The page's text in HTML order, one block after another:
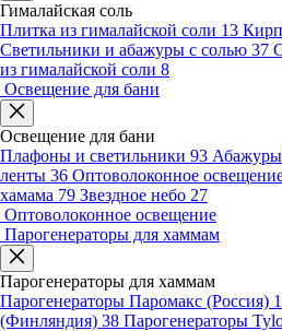
Гималайская соль
Плитка из гималайской соли 13
Светильники и абажуры с солью 37
из гималайской соли 8
Освещение для бани
Освещение для бани
Плафоны и светильники 93 Абажуры
ленты 36 Оптоволоконное
хамама 79 Звездное небо 27
Оптоволоконное освещение
Парогенераторы для хаммам
Парогенераторы для хаммам
Парогенераторы Паромакс (Россия)
(Финляндия) 38 Парогенераторы